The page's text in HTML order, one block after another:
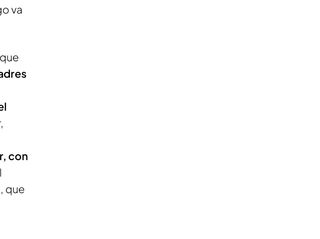
va
con
que